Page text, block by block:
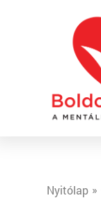
Nyitólap